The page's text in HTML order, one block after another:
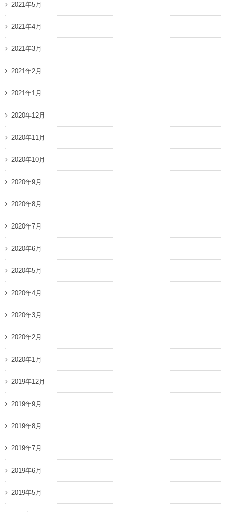
2021年5月
2021年4月
2021年3月
2021年2月
2021年1月
2020年12月
2020年11月
2020年10月
2020年9月
2020年8月
2020年7月
2020年6月
2020年5月
2020年4月
2020年3月
2020年2月
2020年1月
2019年12月
2019年9月
2019年8月
2019年7月
2019年6月
2019年5月